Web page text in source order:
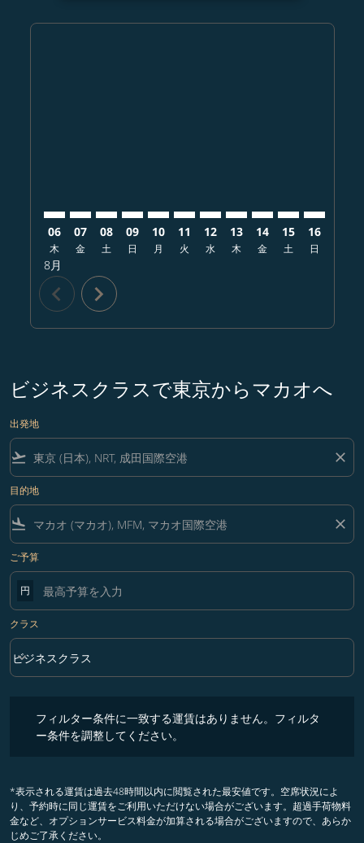
06
木
8月
07
金
08
土
09
日
10
月
11
火
12
水
13
木
14
金
15
土
16
日
chevron_left chevron_right
ビジネスクラスで東京からマカオへ
出発地
flight_takeoff close
目的地
flight_land close
ご予算
円
クラス
クラス option ビジネスクラス Selected
ビジネスクラス
keyboard_arrow_down
フィルター条件に一致する運賃はありません。フィルタ
ー条件を調整してください。
*表示される運賃は過去48時間以内に閲覧された最安値です。空席状況によ
り、予約時に同じ運賃をご利用いただけない場合がございます。超過手荷物料
金など、オプションサービス料金が加算される場合がございますので、あらか
じめご了承ください。